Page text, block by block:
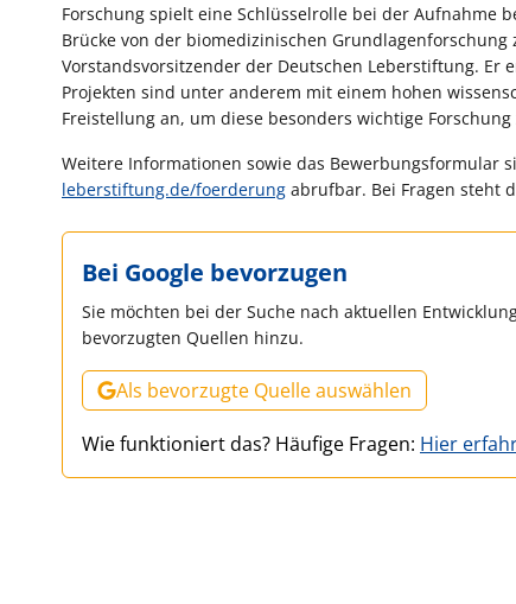
Forschung spielt eine Schlüsselrolle bei der Aufnahme
Brücke von der biomedizinischen
Vorstandsvorsitzender der Deutschen Leberstiftung. Er
Projekten sind unter anderem mit einem hohen
Freistellung an, um diese besonders wichtige
Weitere Informationen sowie das Bewerbungsformular
leberstiftung.de/foerderung abrufbar. Bei Fragen steht
Bei Google bevorzugen
Sie möchten bei der Suche nach aktuellen
bevorzugten Quellen hinzu.
Als bevorzugte Quelle auswählen
Wie funktioniert das? Häufige Fragen: Hier